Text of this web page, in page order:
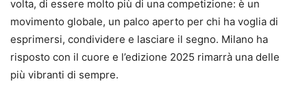
volta, di essere molto più di una competizione: è un
movimento globale, un palco aperto per chi ha voglia di
esprimersi, condividere e lasciare il segno. Milano ha
risposto con il cuore e l’edizione 2025 rimarrà una delle
più vibranti di sempre.